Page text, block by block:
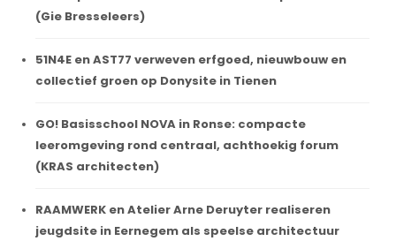
(Gie Bresseleers)
51N4E en AST77 verweven erfgoed, nieuwbouw en
collectief groen op Donysite in Tienen
GO! Basisschool NOVA in Ronse: compacte
leeromgeving rond centraal, achthoekig forum
(KRAS architecten)
RAAMWERK en Atelier Arne Deruyter realiseren
jeugdsite in Eernegem als speelse architectuur